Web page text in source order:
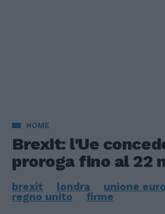
HOME
Brexit: l'Ue
proroga fino al 22
brexit londra unione
regno unito
firme